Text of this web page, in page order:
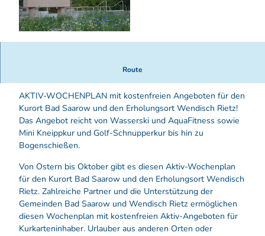
verein Scharmützelsee
Route
Achtung: Jeden ersten und letzten Sonntag im Monat!
AKTIV-WOCHENPLAN mit kostenfreien Angeboten für den
Kurort Bad Saarow und den Erholungsort Wendisch Rietz!
Das Angebot reicht von Wasserski und AquaFitness sowie
Mini Kneippkur und Golf-Schnupperkur bis hin zu
Bogenschießen.
Von Ostern bis Oktober gibt es diesen Aktiv-Wochenplan
für den Kurort Bad Saarow und den Erholungsort Wendisch
Rietz. Zahlreiche Partner und die Unterstützung der
Gemeinden Bad Saarow und Wendisch Rietz ermöglichen
diesen Wochenplan mit kostenfreien Aktiv-Angeboten für
Kurkarteninhaber. Urlauber aus anderen Orten oder